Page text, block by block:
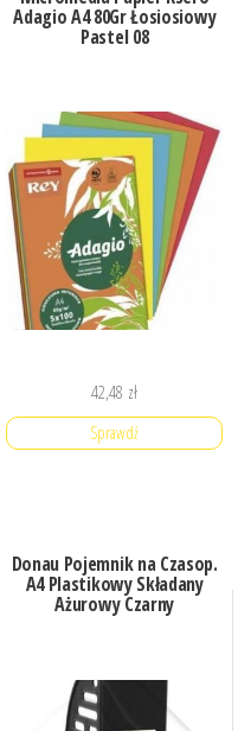
Adagio A4 80Gr Łosiosiowy
Pastel 08
42,48 zł
Sprawdź
Donau Pojemnik na Czasop.
A4 Plastikowy Składany
Ażurowy Czarny